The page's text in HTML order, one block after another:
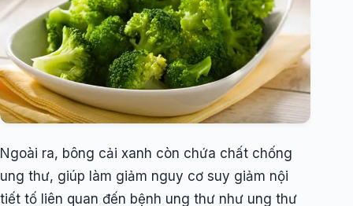
Ngoài ra, bông cải xanh còn chứa chất chống
ung thư, giúp làm giảm nguy cơ suy giảm nội
tiết tố liên quan đến bệnh ung thư như ung thư